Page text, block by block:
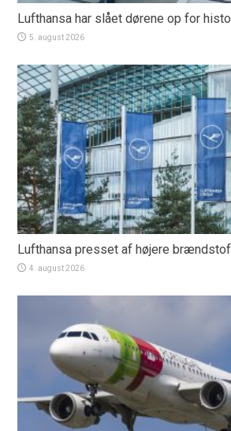
Lufthansa har slået dørene op for
5. august 2026
Lufthansa presset af højere
4. august 2026